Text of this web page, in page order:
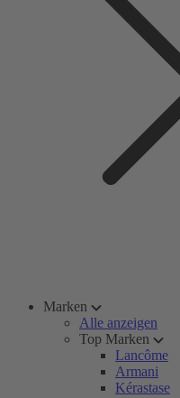
Marken
Alle anzeigen
Top Marken
Lancôme
Armani
Kérastase